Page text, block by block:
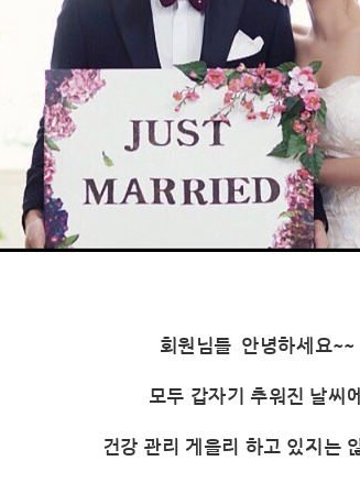
회원님들 안녕하세요~~
모두 갑자기 추워진 날씨
건강 관리 게을리 하고 있지는